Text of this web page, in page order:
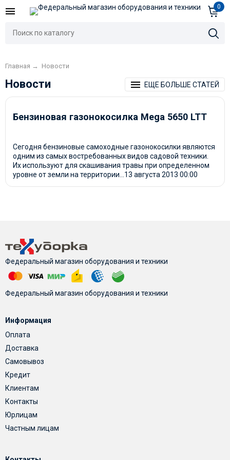
0
Главная → Новости
Новости ЕЩЕ БОЛЬШЕ СТАТЕЙ
Бензиновая газонокосилка Megа 5650 LTT
Сегодня бензиновые самоходные газонокосилки являются
одним из самых востребованных видов садовой техники.
Их используют для скашивания травы при определенном
уровне от земли на территории... 13 августа 2013 00:00
Федеральный магазин оборудования и техники
Федеральный магазин оборудования и техники
Информация
Оплата
Доставка
Самовывоз
Кредит
Клиентам
Контакты
Юрлицам
Частным лицам